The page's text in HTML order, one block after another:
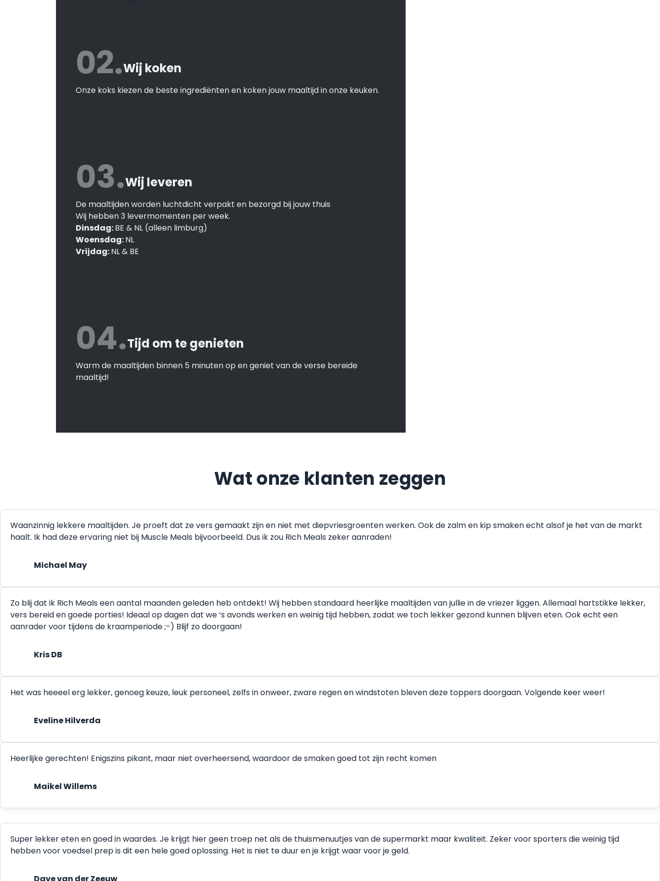
02.Wij koken
Onze koks kiezen de beste ingrediënten en koken jouw maaltijd in onze keuken.
03.Wij leveren
De maaltijden worden luchtdicht verpakt en bezorgd bij jouw thuis
Wij hebben 3 levermomenten per week.
Dinsdag:BE & NL (alleen limburg)
Woensdag:NL
Vrijdag:NL & BE
04.Tijd om te genieten
Warm de maaltijden binnen 5 minuten op en geniet van de verse bereide
maaltijd!
Wat onze klanten zeggen
Waanzinnig lekkere maaltijden. Je proeft dat ze vers gemaakt zijn en niet met diepvriesgroenten werken. Ook de zalm en kip smaken echt alsof je het van de markt
haalt. Ik had deze ervaring niet bij Muscle Meals bijvoorbeeld. Dus ik zou Rich Meals zeker aanraden!
Michael May
Zo blij dat ik Rich Meals een aantal maanden geleden heb ontdekt! Wij hebben standaard heerlijke maaltijden van jullie in de vriezer liggen. Allemaal hartstikke lekker,
vers bereid en goede porties! Ideaal op dagen dat we ‘s avonds werken en weinig tijd hebben, zodat we toch lekker gezond kunnen blijven eten. Ook echt een
aanrader voor tijdens de kraamperiode ;-) Blijf zo doorgaan!
Kris DB
Het was heeeel erg lekker, genoeg keuze, leuk personeel, zelfs in onweer, zware regen en windstoten bleven deze toppers doorgaan. Volgende keer weer!
Eveline Hilverda
Heerlijke gerechten! Enigszins pikant, maar niet overheersend, waardoor de smaken goed tot zijn recht komen
Maikel Willems
Super lekker eten en goed in waardes. Je krijgt hier geen troep net als de thuismenuutjes van de supermarkt maar kwaliteit. Zeker voor sporters die weinig tijd
hebben voor voedsel prep is dit een hele goed oplossing. Het is niet te duur en je krijgt waar voor je geld.
Dave van der Zeeuw